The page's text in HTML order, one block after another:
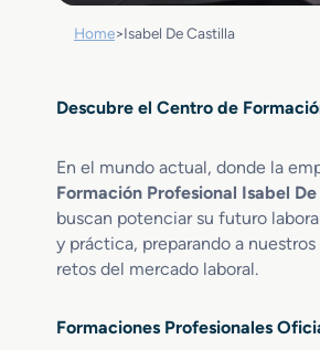
Home>Isabel De Castilla
Descubre el Centro de
En el mundo actual, donde la
Formación Profesional Isabel
buscan potenciar su futuro
y práctica, preparando a
retos del mercado laboral.
Formaciones Profesionales